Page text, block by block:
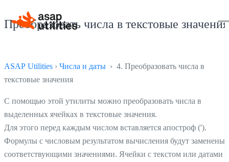
Преобразовать числа в текстовые значения
ASAP Utilities › Числа и даты › 4. Преобразовать числа в
текстовые значения
С помощью этой утилиты можно преобразовать числа в
выделенных ячейках в текстовые значения.
Для этого перед каждым числом вставляется апостроф (').
Формулы с числовым результатом вычисления будут заменены
соответствующими значениями. Ячейки с текстом или датами